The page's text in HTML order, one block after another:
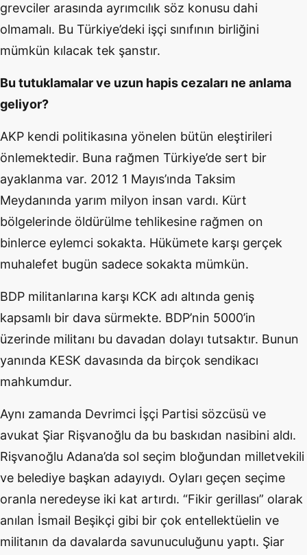
grevciler arasında ayrımcılık söz konusu dahi
olmamalı. Bu Türkiye’deki işçi sınıfının birliğini
mümkün kılacak tek şanstır.
Bu tutuklamalar ve uzun hapis cezaları ne anlama
geliyor?
AKP kendi politikasına yönelen bütün eleştirileri
önlemektedir. Buna rağmen Türkiye’de sert bir
ayaklanma var. 2012 1 Mayıs’ında Taksim
Meydanında yarım milyon insan vardı. Kürt
bölgelerinde öldürülme tehlikesine rağmen on
binlerce eylemci sokakta. Hükümete karşı gerçek
muhalefet bugün sadece sokakta mümkün.
BDP militanlarına karşı KCK adı altında geniş
kapsamlı bir dava sürmekte. BDP’nin 5000’in
üzerinde militanı bu davadan dolayı tutsaktır. Bunun
yanında KESK davasında da birçok sendikacı
mahkumdur.
Aynı zamanda Devrimci İşçi Partisi sözcüsü ve
avukat Şiar Rişvanoğlu da bu baskıdan nasibini aldı.
Rişvanoğlu Adana’da sol seçim bloğundan milletvekili
ve belediye başkan adayıydı. Oyları geçen seçime
oranla neredeyse iki kat artırdı. “Fikir gerillası” olarak
anılan İsmail Beşikçi gibi bir çok entellektüelin ve
militanın da davalarda savunuculuğunu yaptı. Şiar